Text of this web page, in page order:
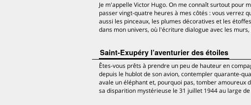
Je m'appelle Victor Hugo. On me connaît surtout pour
passer vingt-quatre heures à mes côtés : vous verrez
aussi les pinceaux, les plumes décoratives et les
dans mon univers, où l'écriture dialogue avec les
Saint-Exupéry l’aventurier des étoiles
Êtes-vous prêts à prendre un peu de hauteur en
depuis le hublot de son avion, contempler quarante-
avale un éléphant et, pourquoi pas, tomber amoureux
sa disparition mystérieuse le 31 juillet 1944 au large